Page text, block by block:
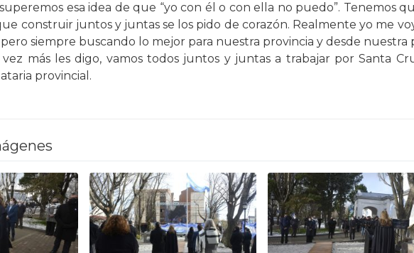
esa idea de que “yo con él o con ella no puedo”. Tenemos
construir juntos y juntas se los pido de corazón. Realmente yo me
siempre buscando lo mejor para nuestra provincia y desde nuestra
más les digo, vamos todos juntos y juntas a trabajar por Santa
provincial.